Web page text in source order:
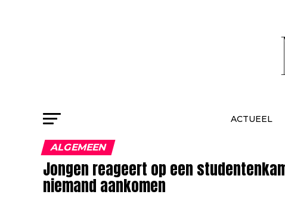
ACTUEEL
ALGEMEEN
Jongen reageert op een
niemand aankomen